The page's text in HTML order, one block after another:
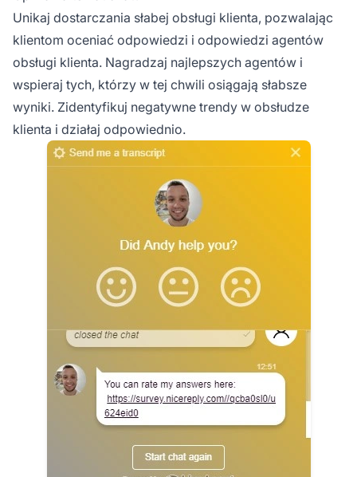
Unikaj dostarczania słabej obsługi klienta, pozwalając
klientom oceniać odpowiedzi i odpowiedzi agentów
obsługi klienta. Nagradzaj najlepszych agentów i
wspieraj tych, którzy w tej chwili osiągają słabsze
wyniki. Zidentyfikuj negatywne trendy w obsłudze
klienta i działaj odpowiednio.